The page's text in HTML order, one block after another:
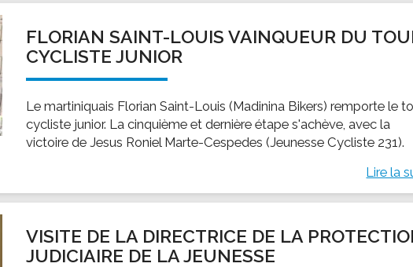
FLORIAN SAINT-LOUIS VAINQUEUR DU
CYCLISTE JUNIOR
Le martiniquais Florian Saint-Louis (Madinina Bikers) remporte le
cycliste junior. La cinquième et dernière étape s'achève, avec la
victoire de Jesus Roniel Marte-Cespedes (Jeunesse Cycliste 231).
Lire la
VISITE DE LA DIRECTRICE DE LA
JUDICIAIRE DE LA JEUNESSE